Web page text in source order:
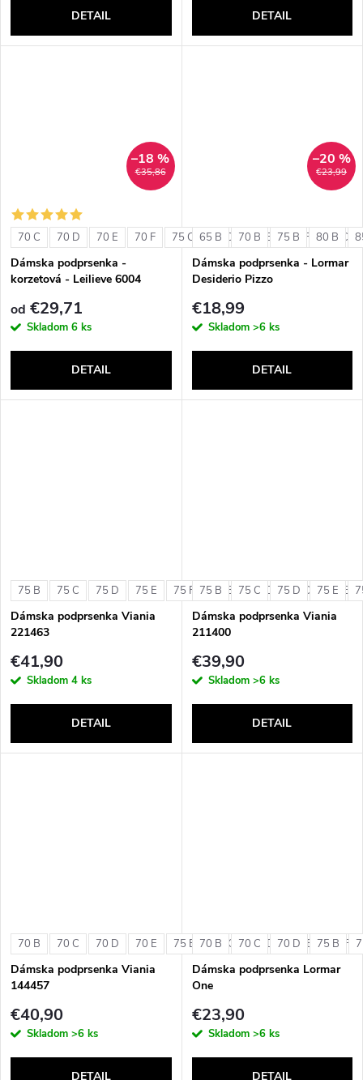
DETAIL DETAIL
€35,86
–18 %
70 C 70 D 70 E 70 F 75 C 75 D 75 E 75 F 80 C
Dámska podprsenka -
korzetová - Leilieve 6004
od €29,71
Skladom 6 ks
DETAIL
€23,99
–20 %
65 B 70 B 75 B 80 B
Dámska podprsenka - Lormar
Desiderio Pizzo
€18,99
Skladom >6 ks
DETAIL
75 B 75 C 75 D 75 E 75 F 80 B 80 C 80 D 80 E
Dámska podprsenka Viania
221463
€41,90
Skladom 4 ks
DETAIL
75 B 75 C 75 D 75 E
Dámska podprsenka Viania
211400
€39,90
Skladom >6 ks
DETAIL
70 B 70 C 70 D 70 E 75 B 75 C 75 D 75 E 75 F
Dámska podprsenka Viania
144457
€40,90
Skladom >6 ks
DETAIL
70 B 70 C 70 D 75 B
Dámska podprsenka Lormar
One
€23,90
Skladom >6 ks
DETAIL